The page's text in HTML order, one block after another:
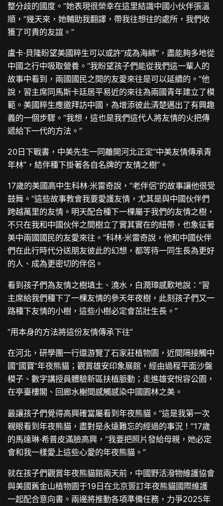
整分歧的國度。”她表現很榮幸在這里結識中國小伙伴張溫
順，“幾天來，她輔助我翻譯，帶我往想往的處所，我們收
獲了可貴的友誼。”
盧卡·貝隆盼望美國粹生可以或許“成為海綿”，盡能夠多地從
中國之行中吸取營養。“我盼望孩子們能從我們這一輩人的
故事中看到，兩國國民之間的友愛來往是可以延續的。”他
說，習主席同馬斯卡廷居平易近的來往為兩國青年建立了模
範。美國粹生應邀拜訪中國，為增添彼此清楚邁出了有興趣
義的一個步驟。“我想，這也是我們這代人將友情的火把傳
遞給下一代的方法。”
20日下戰書，中美先生一同離開河北正定“中美友情傳承青
年林”，結伴種下掛著各自名牌的“友情之樹”。
17歲的美國高中生科林·米雷奇說，“老伴侶”的故事讓他很受
鼓舞。“這些故事教會我要愛護友情，尤其是與中國伙伴們
跨越萬里的友情。明天配合種下一棵屬于我們的友情之樹，
不只在我和中國伙伴之間樹立了實其實在的紐帶，也象征著
美中兩國國民的友愛來往。”科林·米雷奇說，他和中國伙伴
們在此行時代分送朋友彼此的幻想，都等待一同生長為更好
的人、成為更密切的伴侶。
看到孩子們為友情之樹填土、澆水，白潤璋感歎地說：“習
主席給我們種下了一棵友情的參天年夜樹，此刻孩子們又一
路種下友情的小樹，這些小樹必定會茁壯生長。”
“用本身的方法將這份友情傳承下往”
在河北，研學團一行還游覽了石家莊植物園，近間隔接觸中
國“國寶”年夜熊貓；觀賞雄安印象展館，經由過程平面沙盤
模子、數字講授員體驗新區扶植脈動；走進雄安悅容公園，
在亭臺樓閣、回廊水榭間感觸感染中國園林之美。
最讓孩子們覺得高興確當屬看到年夜熊貓。“這是我第一次
親眼看到年夜熊貓，盡對是永遠難忘的經過的事況！”17歲
的馬達琳·希普皮滿臉高興，“我要把照片發給母親，她必定
會和我一樣愛上這些心愛的年夜熊貓。”
就在孩子們觀賞年夜熊貓館兩天前，中國野活潑物維護協會
與美國舊金山植物園于19日在北京簽訂年夜熊貓國際維護
一起配合意向書。兩邊將推動各項準備任務，力爭2025年